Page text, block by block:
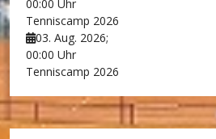
00:00 Uhr
Tenniscamp 2026
03. Aug. 2026;
00:00 Uhr
Tenniscamp 2026